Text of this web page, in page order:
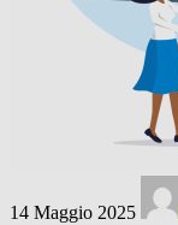
14 Maggio 2025